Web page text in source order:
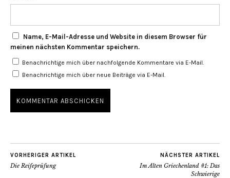
Name, E-Mail-Adresse und Website in diesem Browser für
meinen nächsten Kommentar speichern.
Benachrichtige mich über nachfolgende Kommentare via E-Mail.
Benachrichtige mich über neue Beiträge via E-Mail.
VORHERIGER ARTIKEL
Die Reifeprüfung
NÄCHSTER ARTIKEL
Im Alten Griechenland #1: Das
Schwierige